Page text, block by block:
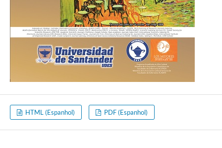
HTML (Espanhol) PDF (Espanhol)